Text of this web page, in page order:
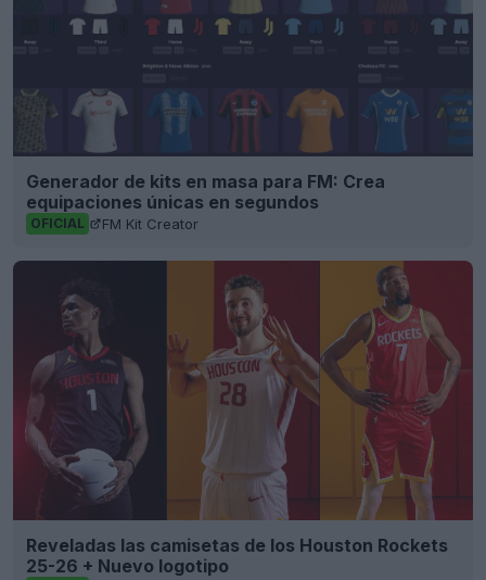
Generador de kits en masa para FM: Crea
equipaciones únicas en segundos
OFICIAL FM Kit Creator
Reveladas las camisetas de los Houston Rockets
25-26 + Nuevo logotipo